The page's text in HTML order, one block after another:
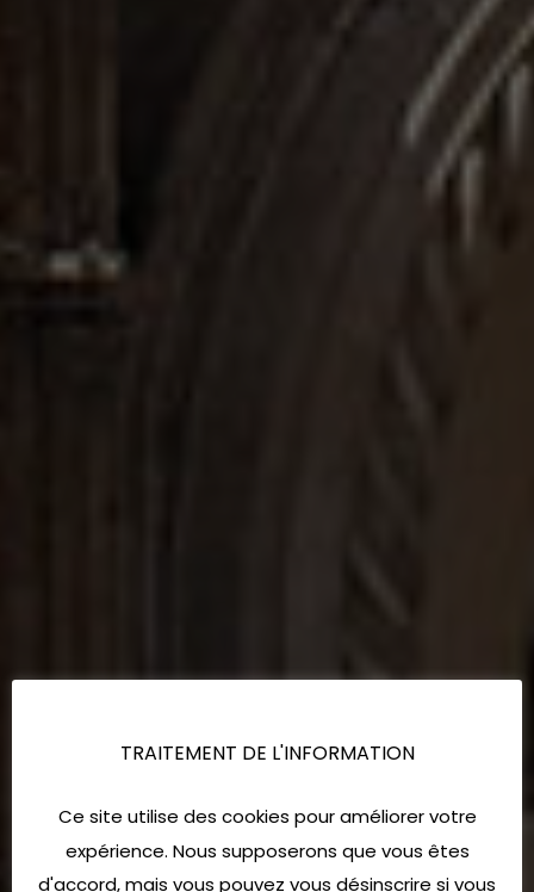
TRAITEMENT DE L'INFORMATION
Ce site utilise des cookies pour améliorer votre
expérience. Nous supposerons que vous êtes
d'accord, mais vous pouvez vous désinscrire si vous